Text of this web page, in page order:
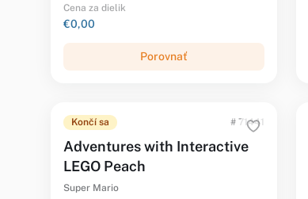
Cena za dielik
€0,00
Porovnať
Končí sa # 71441
Adventures with Interactive
LEGO Peach
Super Mario